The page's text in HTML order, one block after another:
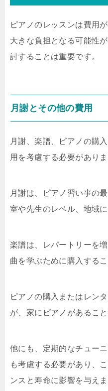
ピアノのレッスンは費用
大きな負担となる可能性
討することは重要です。
月謝とその他の費用
月謝、楽譜、ピアノの購
用を考慮する必要がありま
月謝は、ピアノ習い事の
室や先生のレベル、地域
楽譜は、レパートリーを
曲を学ぶために購入するこ
ピアノの購入またはレン
が、家にピアノがあるこ
他にも、定期的なチュー
も考慮する必要があり、
ンスと寿命に影響を与えま